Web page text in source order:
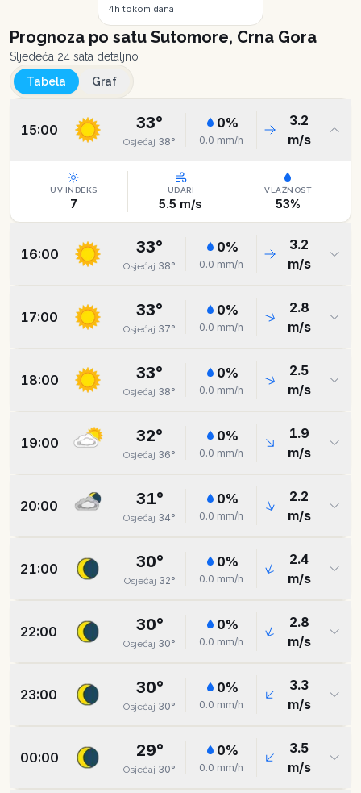
4h tokom dana
Prognoza po satu Sutomore, Crna Gora
Sljedeća 24 sata detaljno
Tabela
Graf
15:00 33°
Osjećaj 38°
0%
0.0 mm/h
3.2
m/s
UV INDEKS
7
UDARI
5.5 m/s
VLAŽNOST
53%
16:00 33°
Osjećaj 38°
0%
0.0 mm/h
3.2
m/s
17:00 33°
Osjećaj 37°
0%
0.0 mm/h
2.8
m/s
18:00 33°
Osjećaj 38°
0%
0.0 mm/h
2.5
m/s
19:00 32°
Osjećaj 36°
0%
0.0 mm/h
1.9
m/s
20:00 31°
Osjećaj 34°
0%
0.0 mm/h
2.2
m/s
21:00 30°
Osjećaj 32°
0%
0.0 mm/h
2.4
m/s
22:00 30°
Osjećaj 30°
0%
0.0 mm/h
2.8
m/s
23:00 30°
Osjećaj 30°
0%
0.0 mm/h
3.3
m/s
00:00 29°
Osjećaj 30°
0%
0.0 mm/h
3.5
m/s